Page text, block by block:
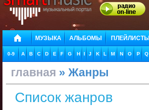
МУЗЫКА АЛЬБОМЫ ПЛЕЙЛИСТЫ
0-9 A B C D E F G H I J K L M N O P Q
главная » Жанры
Список жанров